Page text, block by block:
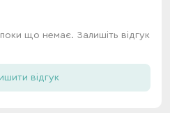
що немає. Залишіть відгук
відгук